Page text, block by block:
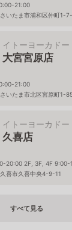
21:00
いたま市浦和区仲町1-
イトーヨーカドー
大宮宮原店
21:00
いたま市北区宮原町1-
イトーヨーカドー
久喜店
20:00 2F, 3F, 4F 9:00-
喜市久喜中央4-9-11
すべて見る